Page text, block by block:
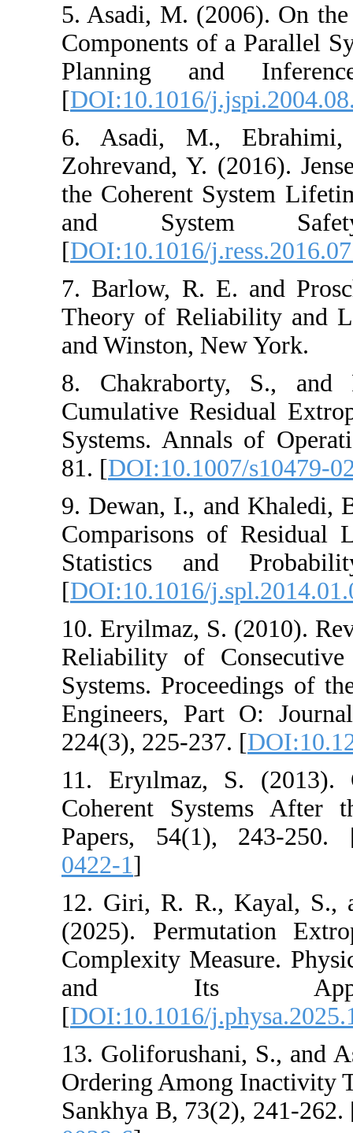
5. Asadi, M.
Components of
Planning
[DOI:10.1016/
6. Asadi, M.,
Zohrevand, Y.
the Coherent
and
[DOI:10.1016/
7. Barlow, R. E.
Theory of
and Winston,
8.
Cumulative
Systems.
81. [
9. Dewan, I.,
Comparisons of
Statistics
[DOI:10.1016/
10. Eryilmaz, S.
Reliability of
Systems.
Engineers,
224(3), 225-237. [
11. Eryılmaz,
Coherent
Papers, 54(1),
12. Giri, R. R.,
(2025).
Complexity
and Its
[DOI:10.1016/
13.
Ordering Among
Sankhya B,